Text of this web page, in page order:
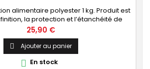
alimentaire polyester 1 kg. Produit est
la protection et l’étanchéité de
🔝 [Contact alimentaire]
propriétés alimentaires homologuées,
les produits chimiques, les Uvs, et
à utiliser] Application simple avec un
rouleau enducteur, un...
Prix
25,90 €
 Ajouter au panier
 En stock